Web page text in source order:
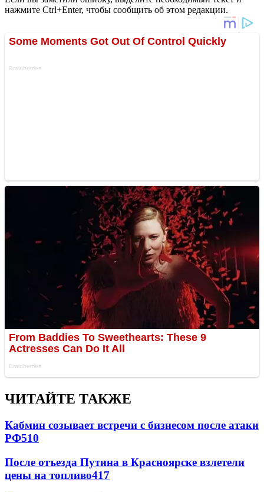
нажмите Ctrl+Enter, чтобы сообщить об этом редакции.
ЧИТАЙТЕ ТАКЖЕ
Кабмин созывает встречи с бизнесом после атаки
РФ510
После отъезда Путина в Красноярске взлетели
цены на топливо417